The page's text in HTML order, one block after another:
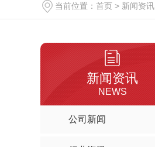
当前位置： 首页 > 新闻资讯
新闻资讯
NEWS
公司新闻